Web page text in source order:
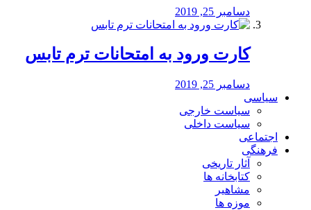
دسامبر 25, 2019
کارت ورود به امتحانات ترم تابس
دسامبر 25, 2019
سیاسی
سیاست خارجی
سیاست داخلی
اجتماعی
فرهنگی
آثار تاریخی
کتابخانه ها
مشاهیر
موزه ها